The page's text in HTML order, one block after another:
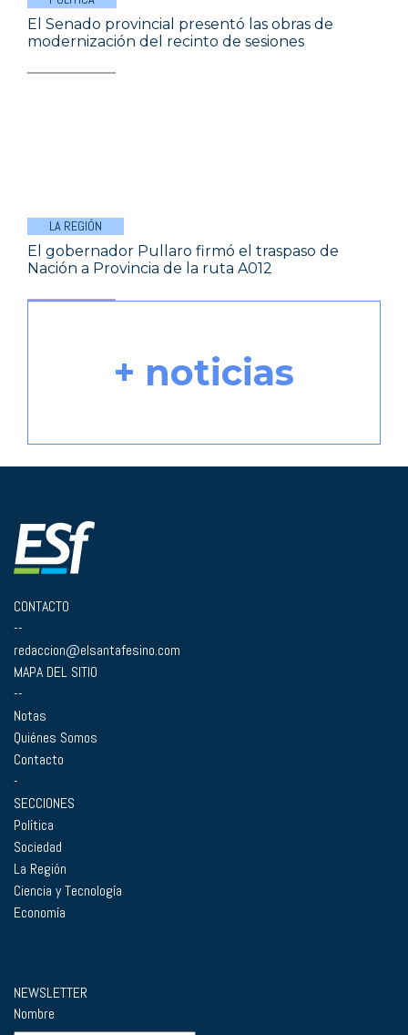
El Senado provincial presentó las obras de
modernización del recinto de sesiones
LA REGIÓN
El gobernador Pullaro firmó el traspaso de
Nación a Provincia de la ruta A012
+ noticias
CONTACTO
--
redaccion@elsantafesino.com
MAPA DEL SITIO
--
Notas
Quiénes Somos
Contacto
-
SECCIONES
Política
Sociedad
La Región
Ciencia y Tecnología
Economía
NEWSLETTER
Nombre